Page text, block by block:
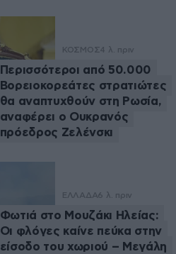
ΚΟΣΜΟΣ4 λ. πριν
Περισσότεροι από 50.000
Βορειοκορεάτες στρατιώτες
θα αναπτυχθούν στη Ρωσία,
αναφέρει ο Ουκρανός
πρόεδρος Ζελένσκι
ΕΛΛΑΔΑ6 λ. πριν
Φωτιά στο Μουζάκι Ηλείας:
Οι φλόγες καίνε πεύκα στην
είσοδο του χωριού – Μεγάλη